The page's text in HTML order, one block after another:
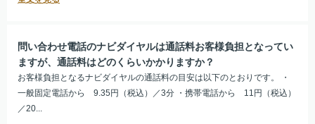
問い合わせ電話のナビダイヤルは通話料お客様負担となってい
ますが、通話料はどのくらいかかりますか？
お客様負担となるナビダイヤルの通話料の目安は以下のとおりです。 ・
一般固定電話から 9.35円（税込）／3分 ・携帯電話から 11円（税込）
／20...